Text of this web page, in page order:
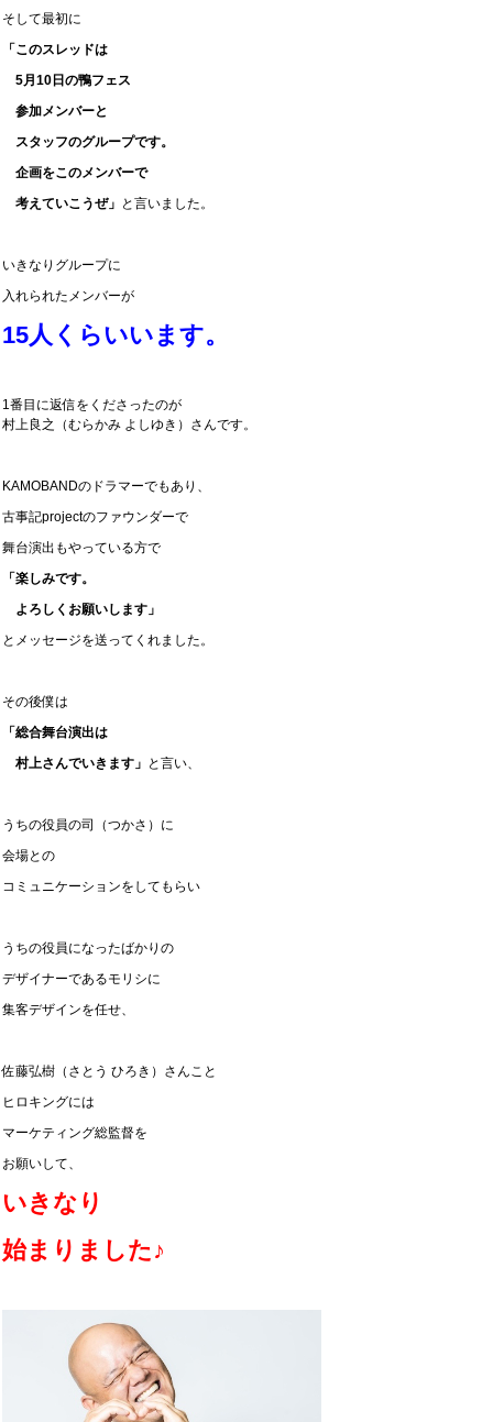
そして最初に
「このスレッドは
5月10日の鴨フェス
参加メンバーと
スタッフのグループです。
企画をこのメンバーで
考えていこうぜ」 と言いました。
いきなりグループに
入れられたメンバーが
15人くらいいます。
1番目に返信をくださったのが
村上良之（むらかみ よしゆき）さんです。
KAMOBANDのドラマーでもあり、
古事記projectのファウンダーで
舞台演出もやっている方で
「楽しみです。
よろしくお願いします」
とメッセージを送ってくれました。
その後僕は
「総合舞台演出は
村上さんでいきます」 と言い、
うちの役員の司（つかさ）に
会場との
コミュニケーションをしてもらい
うちの役員になったばかりの
デザイナーであるモリシに
集客デザインを任せ、
佐藤弘樹（さとう ひろき）さんこと
ヒロキングには
マーケティング総監督を
お願いして、
いきなり
始まりました♪